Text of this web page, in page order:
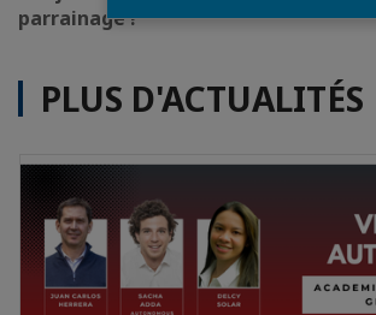
parrainage !
PLUS D'ACTUALITÉS